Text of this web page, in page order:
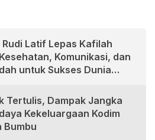
Latif Lepas Kafilah
Komunikasi, dan
untuk Sukses Dunia
Tertulis, Dampak Jangka
Kekeluargaan Kodim
Bumbu